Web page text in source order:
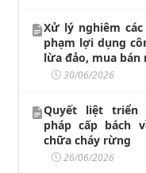
Xử lý nghiêm
phạm lợi dụng
lừa đảo, mua
30/06/2026
Quyết liệt triển
pháp cấp bách
chữa cháy rừng
26/06/2026